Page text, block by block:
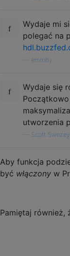
Wydaje mi
polegać na
emmby
Wydaje się
utworzenia
Scott Swezey,
Aby funkcja
być włączony w
Pamiętaj również,